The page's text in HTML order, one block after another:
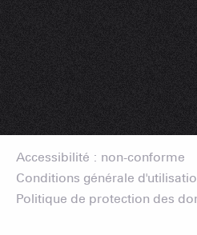
Accessibilité : non-conforme
Conditions générale
Politique de protection des